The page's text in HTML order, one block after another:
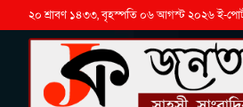
২০ শ্রাবণ ১৪৩৩, বৃহস্পতি ০৬ আগস্ট ২০২৬ ই-